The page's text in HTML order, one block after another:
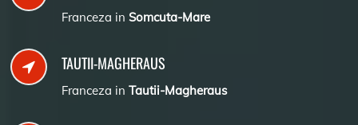
Franceza in Somcuta-Mare
TAUTII-MAGHERAUS
Franceza in Tautii-Magheraus